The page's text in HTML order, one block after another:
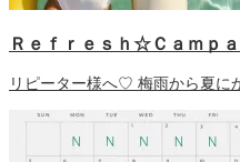
Ｒｅｆｒｅｓｈ☆Ｃａｍｐ
リピーター様へ♡ 梅雨から夏に